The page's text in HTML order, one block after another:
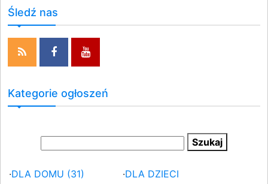
Śledź nas
Kategorie ogłoszeń
·DLA DOMU (31) ·DLA DZIECI